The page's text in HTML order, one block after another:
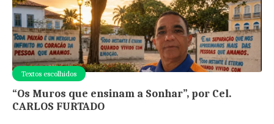
Textos escolhidos
“Os Muros que ensinam a Sonhar”, por Cel.
CARLOS FURTADO